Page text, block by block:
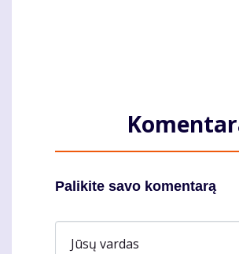
Palikite savo komentarą
Jūsų vardas